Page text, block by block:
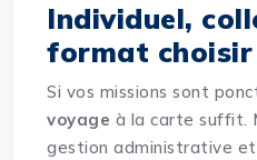
Individuel,
format choisir
Si vos missions sont
voyage à la carte suffit.
gestion administrative